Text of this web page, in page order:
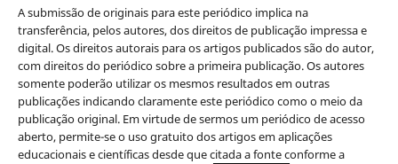
A submissão de originais para este periódico implica na
transferência, pelos autores, dos direitos de publicação impressa e
digital. Os direitos autorais para os artigos publicados são do autor,
com direitos do periódico sobre a primeira publicação. Os autores
somente poderão utilizar os mesmos resultados em outras
publicações indicando claramente este periódico como o meio da
publicação original. Em virtude de sermos um periódico de acesso
aberto, permite-se o uso gratuito dos artigos em aplicações
educacionais e científicas desde que citada a fonte conforme a